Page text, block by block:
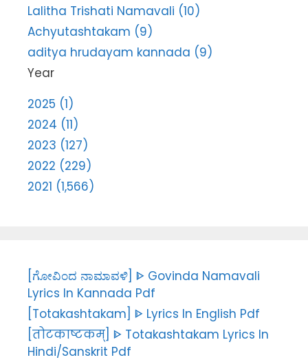
Lalitha Trishati Namavali (10)
Achyutashtakam (9)
aditya hrudayam kannada (9)
Year
2025 (1)
2024 (11)
2023 (127)
2022 (229)
2021 (1,566)
[ಗೋವಿಂದ ನಾಮಾವಳಿ] ᐈ Govinda Namavali
Lyrics In Kannada Pdf
[Totakashtakam] ᐈ Lyrics In English Pdf
[तोटकाष्टकम्] ᐈ Totakashtakam Lyrics In
Hindi/Sanskrit Pdf